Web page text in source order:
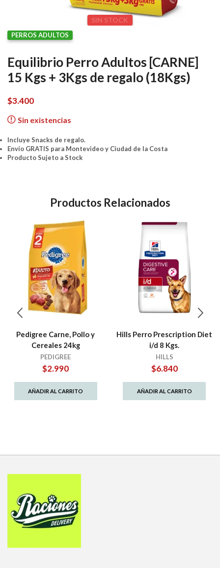
SIN STOCK
PERROS ADULTOS
Equilibrio Perro Adultos [CARNE]
15 Kgs + 3Kgs de regalo (18Kgs)
$3.400
Sin existencias
Incluye Snacks de regalo.
Envío GRATIS para Montevideo y Ciudad de la Costa
Producto Sujeto a Stock
Productos Relacionados
Pedigree Carne, Pollo y
Cereales 24kg
PEDIGREE
$2.990
AÑADIR AL CARRITO
Hills Perro Prescription Diet
i/d 8 Kgs.
HILLS
$6.840
AÑADIR AL CARRITO